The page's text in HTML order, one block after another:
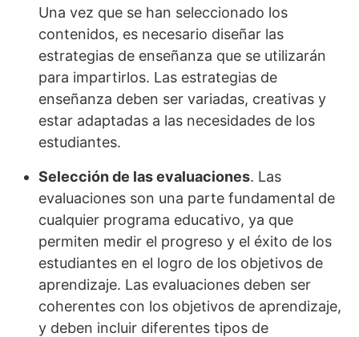
Una vez que se han seleccionado los
contenidos, es necesario diseñar las
estrategias de enseñanza que se utilizarán
para impartirlos. Las estrategias de
enseñanza deben ser variadas, creativas y
estar adaptadas a las necesidades de los
estudiantes.
Selección de las evaluaciones. Las
evaluaciones son una parte fundamental de
cualquier programa educativo, ya que
permiten medir el progreso y el éxito de los
estudiantes en el logro de los objetivos de
aprendizaje. Las evaluaciones deben ser
coherentes con los objetivos de aprendizaje,
y deben incluir diferentes tipos de